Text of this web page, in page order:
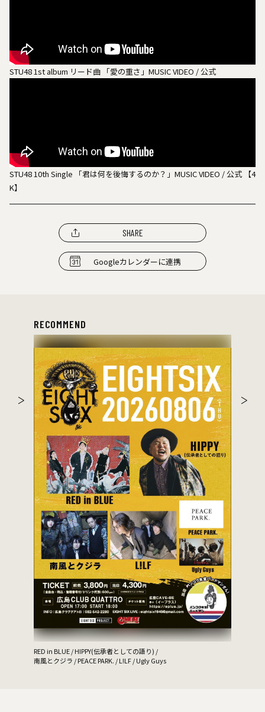
STU48 1st album リード曲 「愛の重さ」MUSIC VIDEO / 公式
STU48 10th Single 「君は何を後悔するのか？」MUSIC VIDEO / 公式 【4
K】
SHARE
Googleカレンダーに連携
RECOMMEND
RED in BLUE / HIPPY(伝承者としての語り) /
南風とクジラ / PEACE PARK. / L!LF / Ugly Guys